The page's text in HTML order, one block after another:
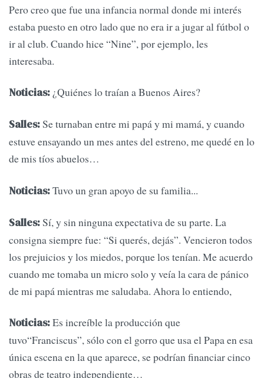
Pero creo que fue una infancia normal donde mi interés
estaba puesto en otro lado que no era ir a jugar al fútbol o
ir al club. Cuando hice “Nine”, por ejemplo, les
interesaba.
Noticias: ¿Quiénes lo traían a Buenos Aires?
Salles:Se turnaban entre mi papá y mi mamá, y cuando
estuve ensayando un mes antes del estreno, me quedé en lo
de mis tíos abuelos…
Noticias:Tuvo un gran apoyo de su familia...
Salles:Sí, y sin ninguna expectativa de su parte. La
consigna siempre fue: “Si querés, dejás”. Vencieron todos
los prejuicios y los miedos, porque los tenían. Me acuerdo
cuando me tomaba un micro solo y veía la cara de pánico
de mi papá mientras me saludaba. Ahora lo entiendo,
Noticias:Es increíble la producción que
tuvo“Franciscus”, sólo con el gorro que usa el Papa en esa
única escena en la que aparece, se podrían financiar cinco
obras de teatro independiente…